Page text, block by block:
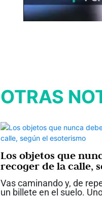
OTRAS
Los objetos que
recoger de la calle,
esoterismo
Vas caminando y, de
un billete en el suelo.